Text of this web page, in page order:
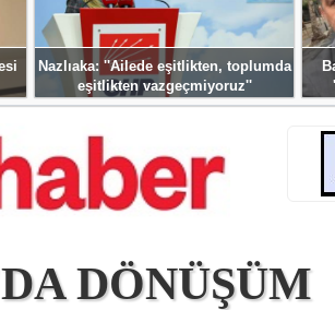
Nazlıaka: ''Ailede eşitlikten, toplumda
eşitlikten vazgeçmiyoruz''
DÖNÜŞÜM